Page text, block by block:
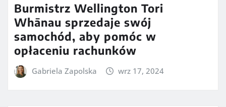
Burmistrz Wellington Tori
Whānau sprzedaje swój
samochód, aby pomóc w
opłaceniu rachunków
Gabriela Zapolska wrz 17, 2024